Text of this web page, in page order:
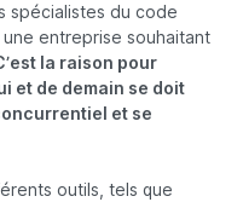
spécialistes du code
entreprise souhaitant
la raison pour
et de demain se doit
et se
outils, tels que